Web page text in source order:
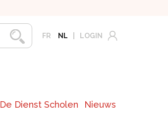
FR NL LOGIN
De Dienst Scholen Nieuws